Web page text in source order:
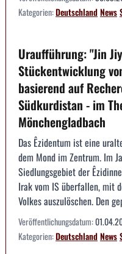
Kategorien:DeutschlandNews
Uraufführung: "Jin
Stückentwicklung
basierend auf
Südkurdistan - im
Mönchengladbach
Das Êzidentum ist eine
dem Mond im Zentrum. Im
Siedlungsgebiet der
Irak vom IS überfallen, mit
Volkes auszulöschen. Den
Veröffentlichungsdatum:
Kategorien:DeutschlandNews